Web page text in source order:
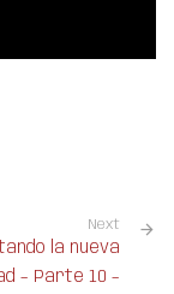
Next
la nueva
– Parte 10 –